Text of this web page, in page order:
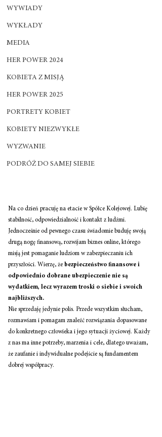
WYWIADY
WYKŁADY
MEDIA
HER POWER 2024
KOBIETA Z MISJĄ
HER POWER 2025
PORTRETY KOBIET
KOBIETY NIEZWYKŁE
WYZWANIE
PODRÓŻ DO SAMEJ SIEBIE
Na co dzień pracuję na etacie w Spółce Kolejowej. Lubię
stabilność, odpowiedzialność i kontakt z ludźmi.
Jednocześnie od pewnego czasu świadomie buduję swoją
drugą nogę finansową, rozwijam biznes online, którego
misją jest pomaganie ludziom w zabezpieczaniu ich
przyszłości. Wierzę, że bezpieczeństwo finansowe i
odpowiednio dobrane ubezpieczenie nie są
wydatkiem, lecz wyrazem troski o siebie i swoich
najbliższych.
Nie sprzedaję jedynie polis. Przede wszystkim słucham,
rozmawiam i pomagam znaleźć rozwiązania dopasowane
do konkretnego człowieka i jego sytuacji życiowej. Każdy
z nas ma inne potrzeby, marzenia i cele, dlatego uważam,
że zaufanie i indywidualne podejście są fundamentem
dobrej współpracy.